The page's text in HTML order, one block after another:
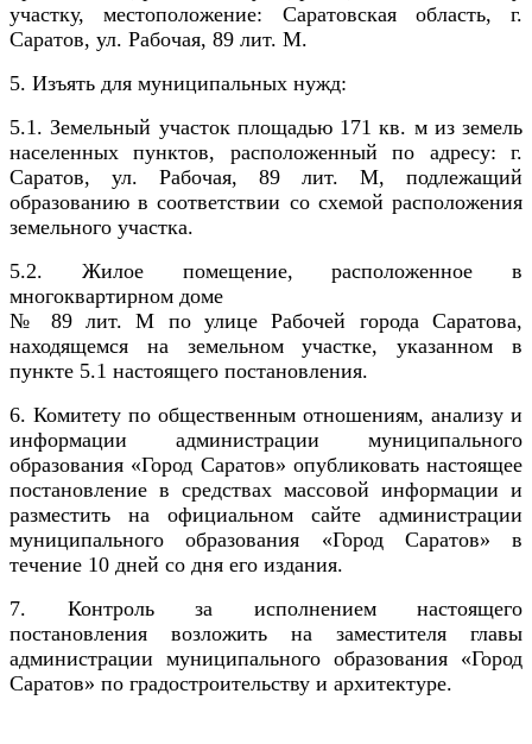
участку, местоположение: Саратовская область, г.
Саратов, ул. Рабочая, 89 лит. М.
5. Изъять для муниципальных нужд:
5.1. Земельный участок площадью 171 кв. м из земель
населенных пунктов, расположенный по адресу: г.
Саратов, ул. Рабочая, 89 лит. М, подлежащий
образованию в соответствии со схемой расположения
земельного участка.
5.2. Жилое помещение, расположенное в
многоквартирном доме
№ 89 лит. М по улице Рабочей города Саратова,
находящемся на земельном участке, указанном в
пункте 5.1 настоящего постановления.
6. Комитету по общественным отношениям, анализу и
информации администрации муниципального
образования «Город Саратов» опубликовать настоящее
постановление в средствах массовой информации и
разместить на официальном сайте администрации
муниципального образования «Город Саратов» в
течение 10 дней со дня его издания.
7. Контроль за исполнением настоящего
постановления возложить на заместителя главы
администрации муниципального образования «Город
Саратов» по градостроительству и архитектуре.